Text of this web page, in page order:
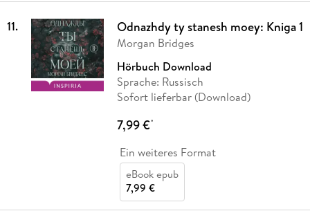
11. Odnazhdy ty stanesh moey: Kniga 1
Morgan Bridges
Hörbuch Download
Sprache: Russisch
Sofort lieferbar (Download)
7,99 €*
Ein weiteres Format
eBook epub
7,99 €